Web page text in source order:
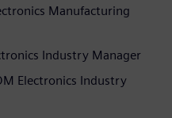
Manufacturing
Industry Manager
Electronics Industry